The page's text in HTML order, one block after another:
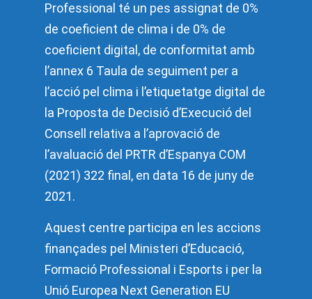
Professional té un pes assignat de 0%
de coeficient de clima i de 0% de
coeficient digital, de conformitat amb
l’annex 6 Taula de seguiment per a
l’acció pel clima i l’etiquetatge digital de
la Proposta de Decisió d’Execució del
Consell relativa a l’aprovació de
l’avaluació del PRTR d’Espanya COM
(2021) 322 final, en data 16 de juny de
2021.
Aquest centre participa en les accions
finançades pel Ministeri d’Educació,
Formació Professional i Esports i per la
Unió Europea Next Generation EU